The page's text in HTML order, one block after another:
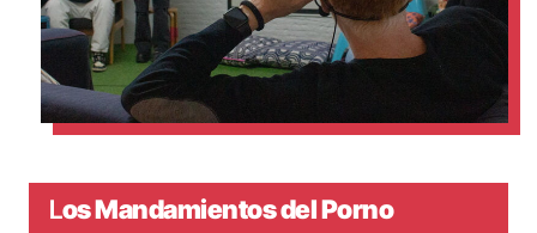
Los Mandamientos del Porno